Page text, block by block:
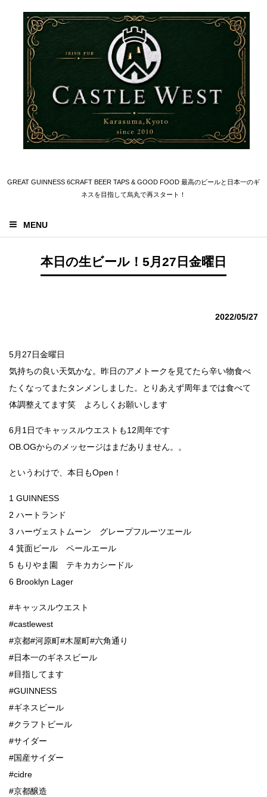
GREAT GUINNESS 6CRAFT BEER TAPS & GOOD FOOD 最高のビールと日本一のギ
ネスを目指して烏丸で再スタート！
MENU
本日の生ビール！5月27日金曜日
2022/05/27
5月27日金曜日
気持ちの良い天気かな。昨日のアメトークを見てたら辛い物食べ
たくなってまたタンメンしました。とりあえず周年までは食べて
体調整えてます笑 よろしくお願いします
6月1日でキャッスルウエストも12周年です
OB.OGからのメッセージはまだありません。。
というわけで、本日もOpen！
1 GUINNESS
2 ハートランド
3 ハーヴェストムーン グレープフルーツエール
4 箕面ビール ペールエール
5 もりやま園 テキカカシードル
6 Brooklyn Lager
#キャッスルウエスト
#castlewest
#京都#河原町#木屋町#六角通り
#日本一のギネスビール
#目指してます
#GUINNESS
#ギネスビール
#クラフトビール
#サイダー
#国産サイダー
#cidre
#京都醸造